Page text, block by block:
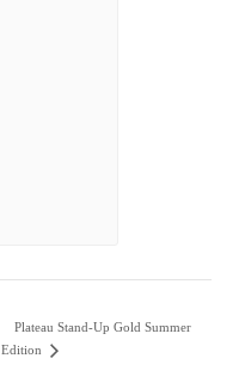
Plateau Stand-Up Gold Summer
Edition